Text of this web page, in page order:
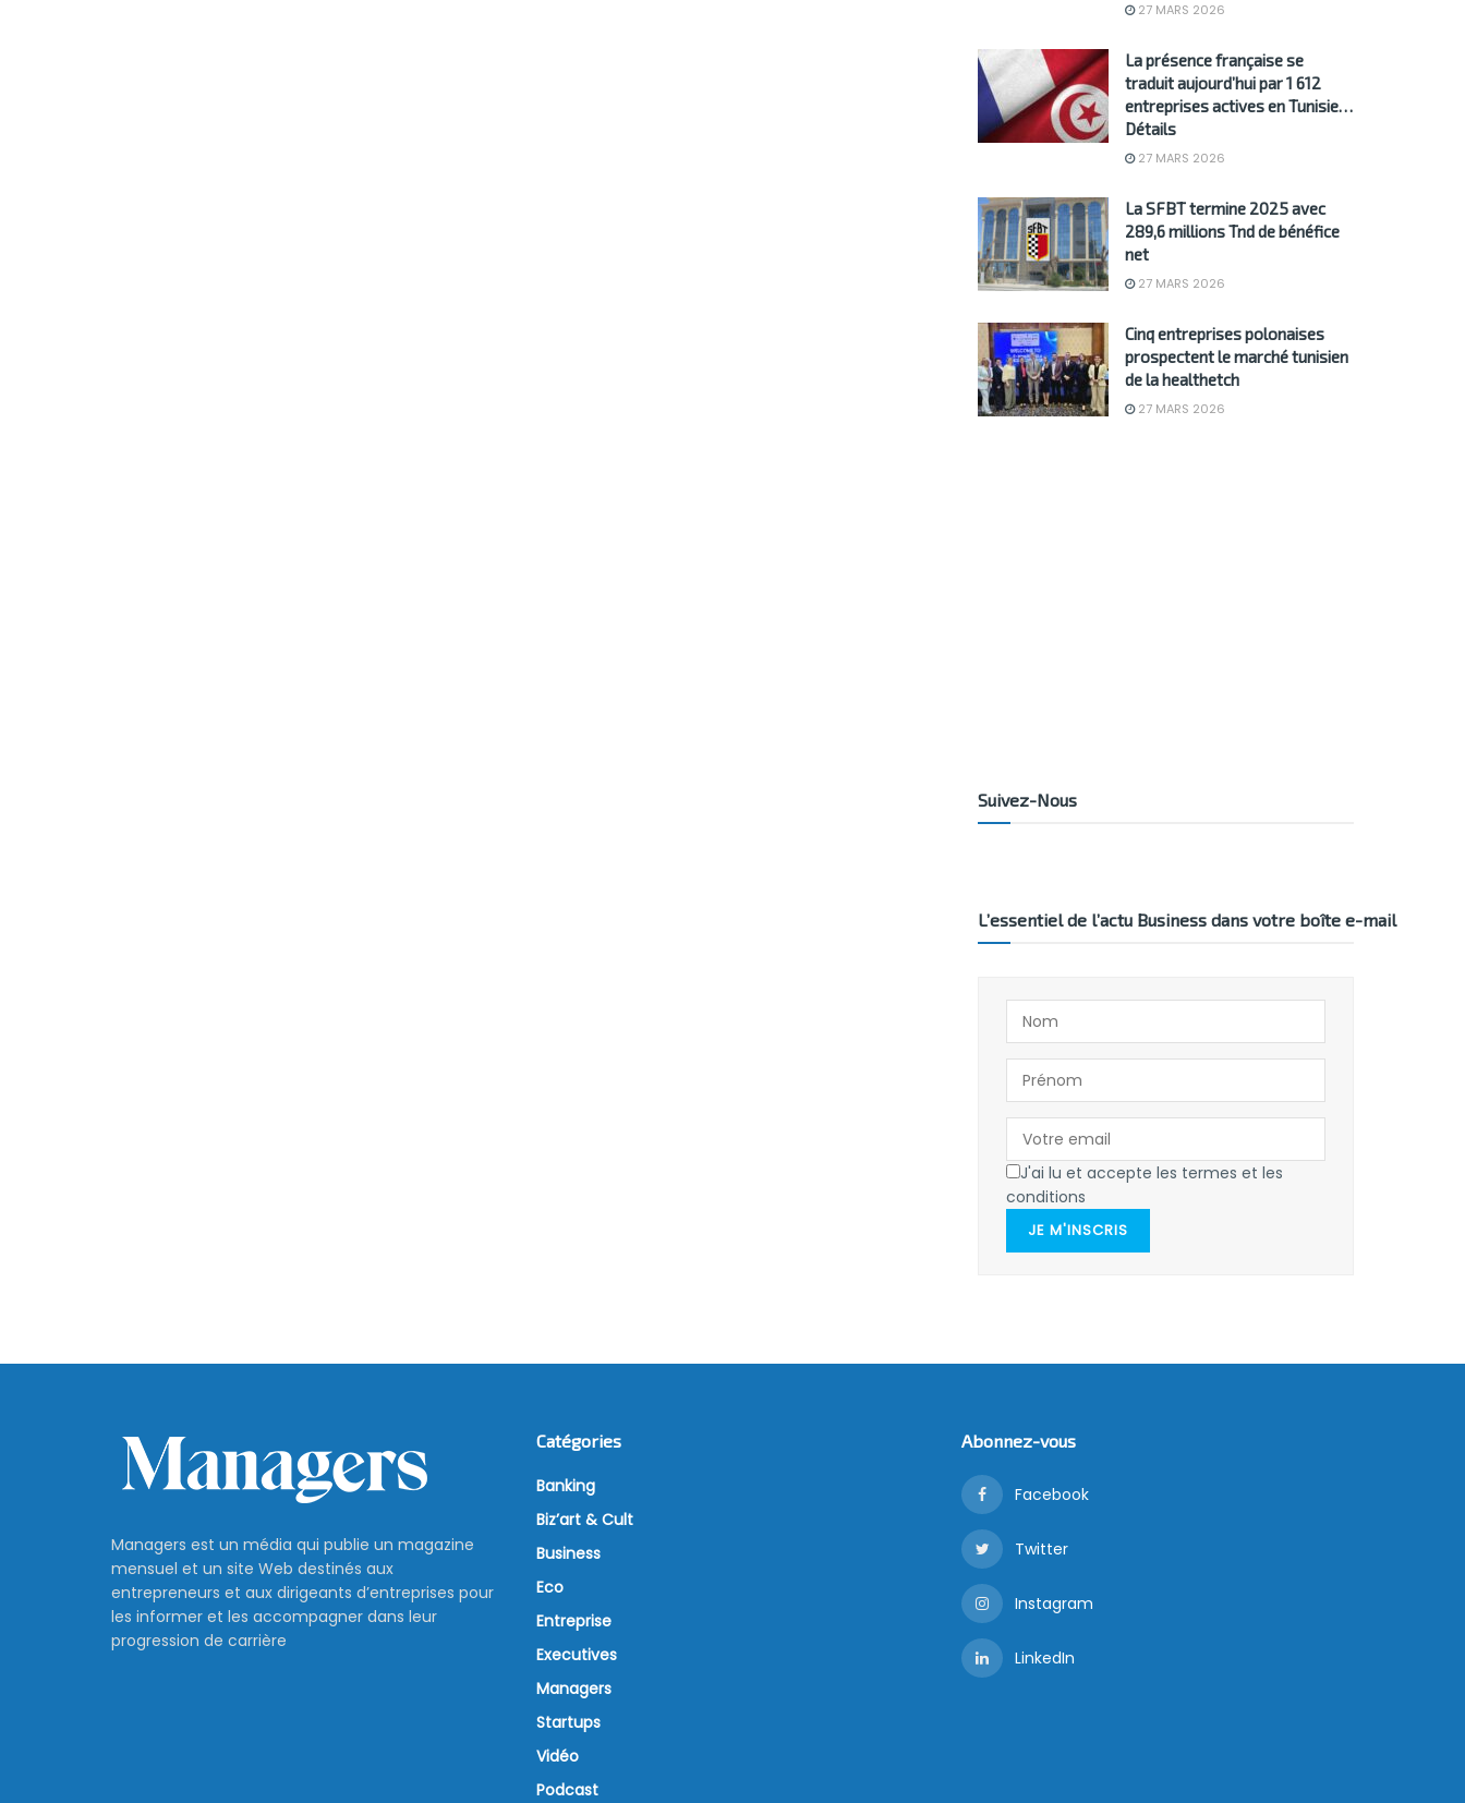
27 MARS 2026
La présence française se
traduit aujourd’hui par 1 612
entreprises actives en Tunisie…
Détails
27 MARS 2026
La SFBT termine 2025 avec
289,6 millions Tnd de bénéfice
net
27 MARS 2026
Cinq entreprises polonaises
prospectent le marché tunisien
de la healthetch
27 MARS 2026
Suivez-Nous
L’essentiel de l’actu Business dans votre boîte e-mail
J'ai lu et accepte les termes et les
conditions
JE M'INSCRIS
Managers est un média qui publie un magazine
mensuel et un site Web destinés aux
entrepreneurs et aux dirigeants d’entreprises pour
les informer et les accompagner dans leur
progression de carrière
Catégories
Banking
Biz’art & Cult
Business
Eco
Entreprise
Executives
Managers
Startups
Vidéo
Podcast
Abonnez-vous
Facebook
Twitter
Instagram
LinkedIn